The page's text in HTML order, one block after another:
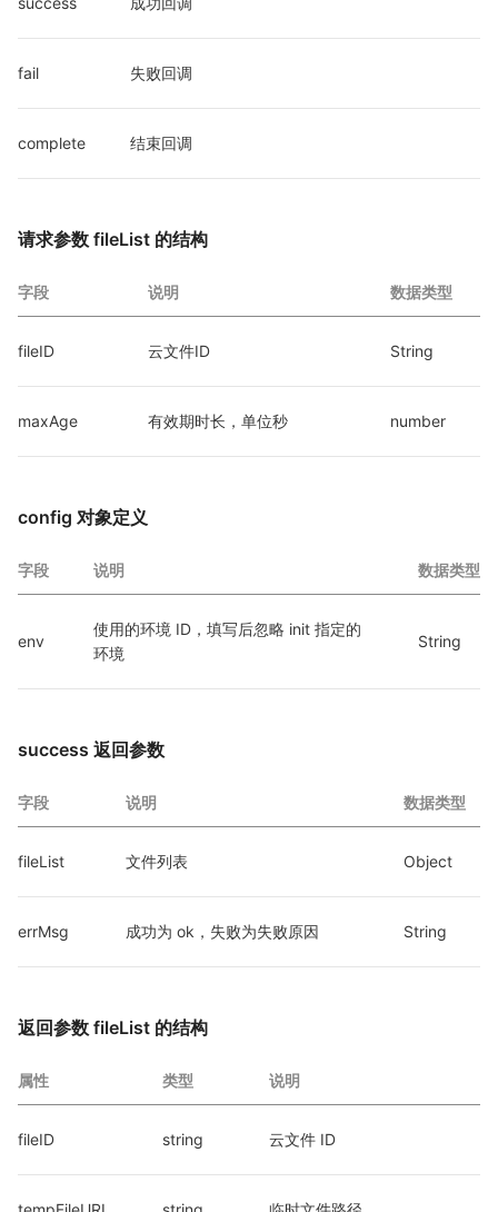
fail 失败回调
complete 结束回调
请求参数 fileList 的结构
字段 说明 数据类型
fileID 云文件ID String
maxAge 有效期时长，单位秒 number
config 对象定义
字段 说明 数据类型
env
使用的环境 ID，填写后忽略 init 指定的
环境
String
success 返回参数
字段 说明 数据类型
fileList 文件列表 Object
errMsg 成功为 ok，失败为失败原因 String
返回参数 fileList 的结构
属性 类型 说明
fileID string 云文件 ID